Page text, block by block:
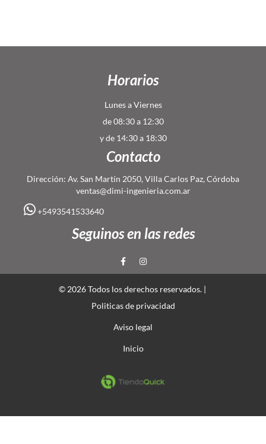
Horarios
Lunes a Viernes
de 08:30 a 12:30
y de 14:30 a 18:30
Contacto
Dirección: Av. San Martín 2050, Villa Carlos Paz, Córdoba
ventas@dimi-ingenieria.com.ar
+5493541533640
Seguinos en las redes
© 2026 Todos los derechos reservados. |
Politicas de privacidad
Aviso legal
Inicio